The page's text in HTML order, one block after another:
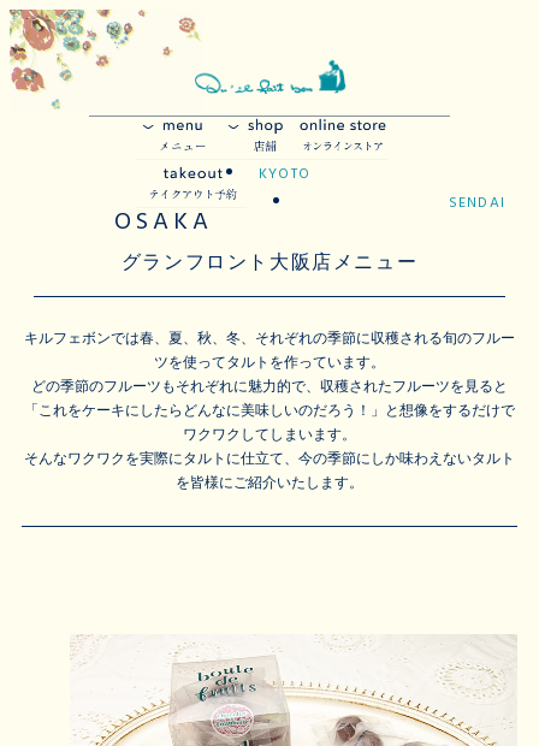
KYOTO
SENDAI
OSAKA
グランフロント大阪店メニュー
キルフェボンでは春、夏、秋、冬、それぞれの季節に収穫される旬のフルー
ツを使ってタルトを作っています。
どの季節のフルーツもそれぞれに魅力的で、収穫されたフルーツを見ると
「これをケーキにしたらどんなに美味しいのだろう！」と想像をするだけで
ワクワクしてしまいます。
そんなワクワクを実際にタルトに仕立て、今の季節にしか味わえないタルト
を皆様にご紹介いたします。